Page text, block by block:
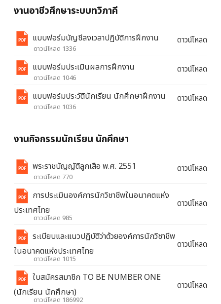
งานอาชีวศึกษาระบบทวิภาคี
แบบฟอร์มบัญชีลงเวลาปฏิบัติการฝึกงาน
ดาวน์โหลด 1336
ดาวน์โหลด
แบบฟอร์มประเมินผลการฝึกงาน
ดาวน์โหลด 1046
ดาวน์โหลด
แบบฟอร์มประวัตินักเรียน นักศึกษาฝึกงาน
ดาวน์โหลด 1036
ดาวน์โหลด
งานกิจกรรมนักเรียน นักศึกษา
พระราชบัญญัติลูกเสือ พ.ศ. 2551
ดาวน์โหลด 770
ดาวน์โหลด
การประเมินองค์การนักวิชาชีพในอนาคตแห่ง
ประเทศไทย
ดาวน์โหลด 985
ดาวน์โหลด
ระเบียบและแนวปฏิบัติว่าด้วยองค์การนักวิชาชีพ
ในอนาคตแห่งประเทศไทย
ดาวน์โหลด 1015
ดาวน์โหลด
ใบสมัครสมาชิก TO BE NUMBER ONE
(นักเรียน นักศึกษา)
ดาวน์โหลด 186992
ดาวน์โหลด